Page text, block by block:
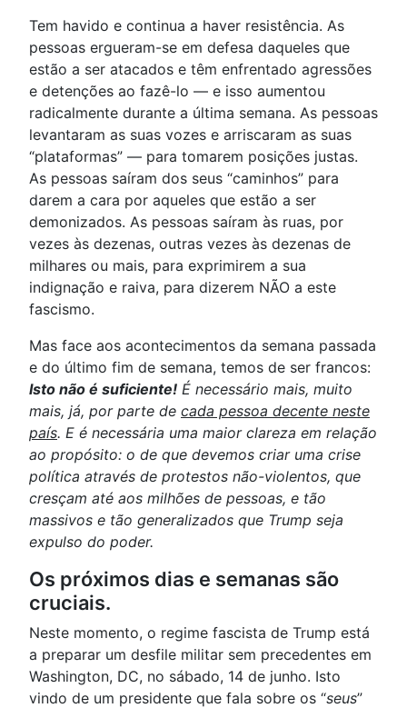
Tem havido e continua a haver resistência. As
pessoas ergueram-se em defesa daqueles que
estão a ser atacados e têm enfrentado agressões
e detenções ao fazê-lo — e isso aumentou
radicalmente durante a última semana. As pessoas
levantaram as suas vozes e arriscaram as suas
“plataformas” — para tomarem posições justas.
As pessoas saíram dos seus “caminhos” para
darem a cara por aqueles que estão a ser
demonizados. As pessoas saíram às ruas, por
vezes às dezenas, outras vezes às dezenas de
milhares ou mais, para exprimirem a sua
indignação e raiva, para dizerem NÃO a este
fascismo.
Mas face aos acontecimentos da semana passada
e do último fim de semana, temos de ser francos:
Isto não é suficiente! É necessário mais, muito
mais, já, por parte de cada pessoa decente neste
país. E é necessária uma maior clareza em relação
ao propósito: o de que devemos criar uma crise
política através de protestos não-violentos, que
cresçam até aos milhões de pessoas, e tão
massivos e tão generalizados que Trump seja
expulso do poder.
Os próximos dias e semanas são
cruciais.
Neste momento, o regime fascista de Trump está
a preparar um desfile militar sem precedentes em
Washington, DC, no sábado, 14 de junho. Isto
vindo de um presidente que fala sobre os “seus”